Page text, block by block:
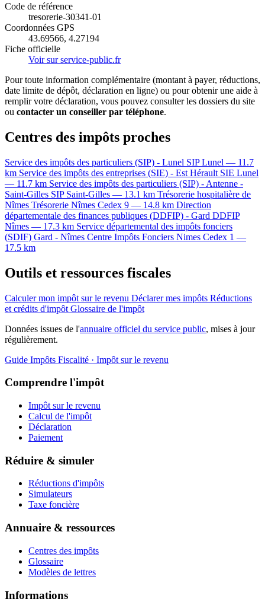
Code de référence
tresorerie-30341-01
Coordonnées GPS
43.69566, 4.27194
Fiche officielle
Voir sur service-public.fr
Pour toute information complémentaire (montant à payer, réductions,
date limite de dépôt, déclaration en ligne) ou pour obtenir une aide à
remplir votre déclaration, vous pouvez consulter les dossiers du site
ou contacter un conseiller par téléphone.
Centres des impôts proches
Service des impôts des particuliers (SIP) - Lunel SIP Lunel — 11.7
km Service des impôts des entreprises (SIE) - Est Hérault SIE Lunel
— 11.7 km Service des impôts des particuliers (SIP) - Antenne -
Saint-Gilles SIP Saint-Gilles — 13.1 km Trésorerie hospitalière de
Nîmes Trésorerie Nîmes Cedex 9 — 14.8 km Direction
départementale des finances publiques (DDFIP) - Gard DDFIP
Nîmes — 17.3 km Service départemental des impôts fonciers
(SDIF) Gard - Nîmes Centre Impôts Fonciers Nimes Cedex 1 —
17.5 km
Outils et ressources fiscales
Calculer mon impôt sur le revenu Déclarer mes impôts Réductions
et crédits d'impôt Glossaire de l'impôt
Données issues de l'annuaire officiel du service public, mises à jour
régulièrement.
Guide Impôts Fiscalité · Impôt sur le revenu
Comprendre l'impôt
Impôt sur le revenu
Calcul de l'impôt
Déclaration
Paiement
Réduire & simuler
Réductions d'impôts
Simulateurs
Taxe foncière
Annuaire & ressources
Centres des impôts
Glossaire
Modèles de lettres
Informations